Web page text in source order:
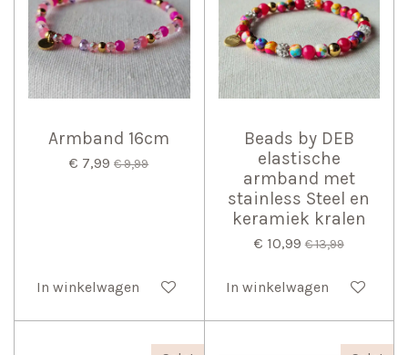
Armband 16cm
€ 7,99 € 9,99
In winkelwagen
Beads by DEB
elastische
armband met
stainless Steel en
keramiek kralen
€ 10,99 € 13,99
In winkelwagen